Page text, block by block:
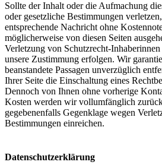
Sollte der Inhalt oder die Aufmachung
oder gesetzliche Bestimmungen
entsprechende Nachricht ohne
möglicherweise von diesen Seiten
Verletzung von Schutzrecht-
unsere Zustimmung erfolgen. Wir
beanstandete Passagen unverzüglich
Ihrer Seite die Einschaltung eines
Dennoch von Ihnen ohne vorherige
Kosten werden wir vollumfänglich
gegebenenfalls Gegenklage wegen
Bestimmungen einreichen.
Datenschutzerklärung